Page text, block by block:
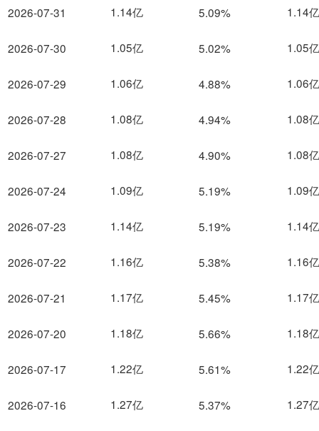
2026-07-31
2026-07-30
2026-07-29
2026-07-28
2026-07-27
2026-07-24
2026-07-23
2026-07-22
2026-07-21
2026-07-20
2026-07-17
2026-07-16
1.14亿 5.09% 1.14亿
1.05亿 5.02% 1.05亿
1.06亿 4.88% 1.06亿
1.08亿 4.94% 1.08亿
1.08亿 4.90% 1.08亿
1.09亿 5.19% 1.09亿
1.14亿 5.19% 1.14亿
1.16亿 5.38% 1.16亿
1.17亿 5.45% 1.17亿
1.18亿 5.66% 1.18亿
1.22亿 5.61% 1.22亿
1.27亿 5.37% 1.27亿